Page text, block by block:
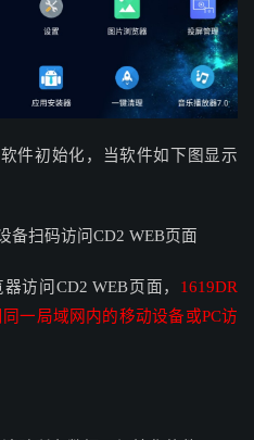
件初始化，当软件如下图显示
备扫码访问CD2 WEB页面
访问CD2 WEB页面， 1619DR
一局域网内的移动设备或PC访